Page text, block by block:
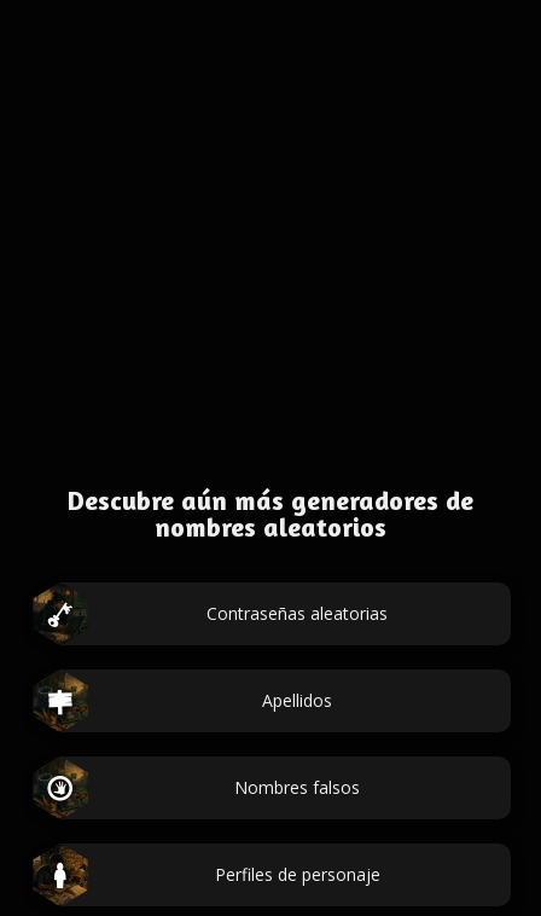
Descubre aún más generadores de
nombres aleatorios
Contraseñas aleatorias
Apellidos
Nombres falsos
Perfiles de personaje